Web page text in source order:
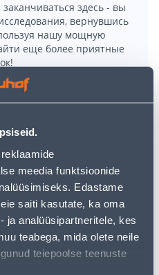
meedia funktsioonide
Edastame
saiti kasutate, ka oma
ja analüüsipartneritele, kes
teabega, mida olete neile
teiepoolse teenuste
здесь - вы
вернувшись
нашу мощную
еще более приятные
kuhu kuulub neljast
tolmu, määrdumise ja
kohtadesse
riputusaasaga